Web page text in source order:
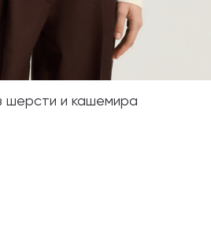
шерсти и кашемира